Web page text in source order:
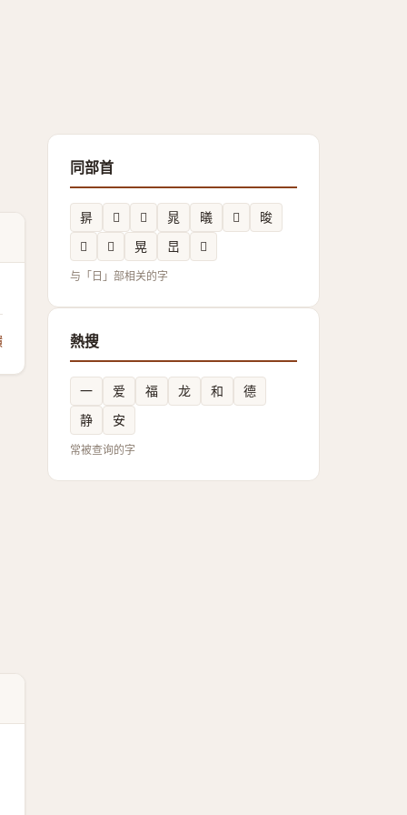
同部首
𣇄 𱢫 𱡾 晁 㬢 𬁋
晙
𭧐
𣌏 晃 旵 𲤜
与「日」部相关的字
熱搜
一 爱 福 龙 和
德
静
安
常被查询的字